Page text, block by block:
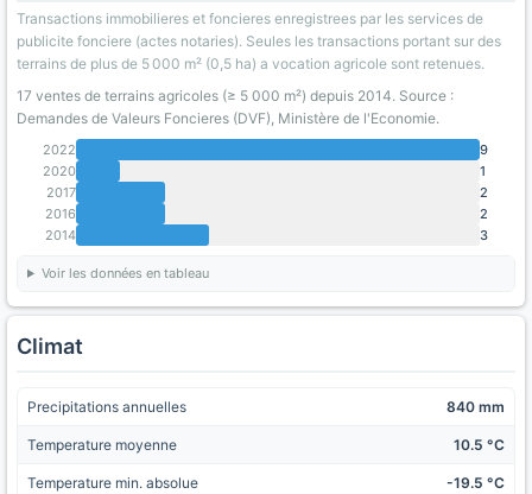
Transactions immobilieres et foncieres enregistrees par les services de
publicite fonciere (actes notaries). Seules les transactions portant sur des
terrains de plus de 5 000 m² (0,5 ha) a vocation agricole sont retenues.
17 ventes de terrains agricoles (≥ 5 000 m²) depuis 2014. Source :
Demandes de Valeurs Foncieres (DVF), Ministère de l'Economie.
2022
9
2020
1
2017
2
2016
2
2014
3
Voir les données en tableau
Climat
Precipitations annuelles 840 mm
Temperature moyenne 10.5 °C
Temperature min. absolue -19.5 °C